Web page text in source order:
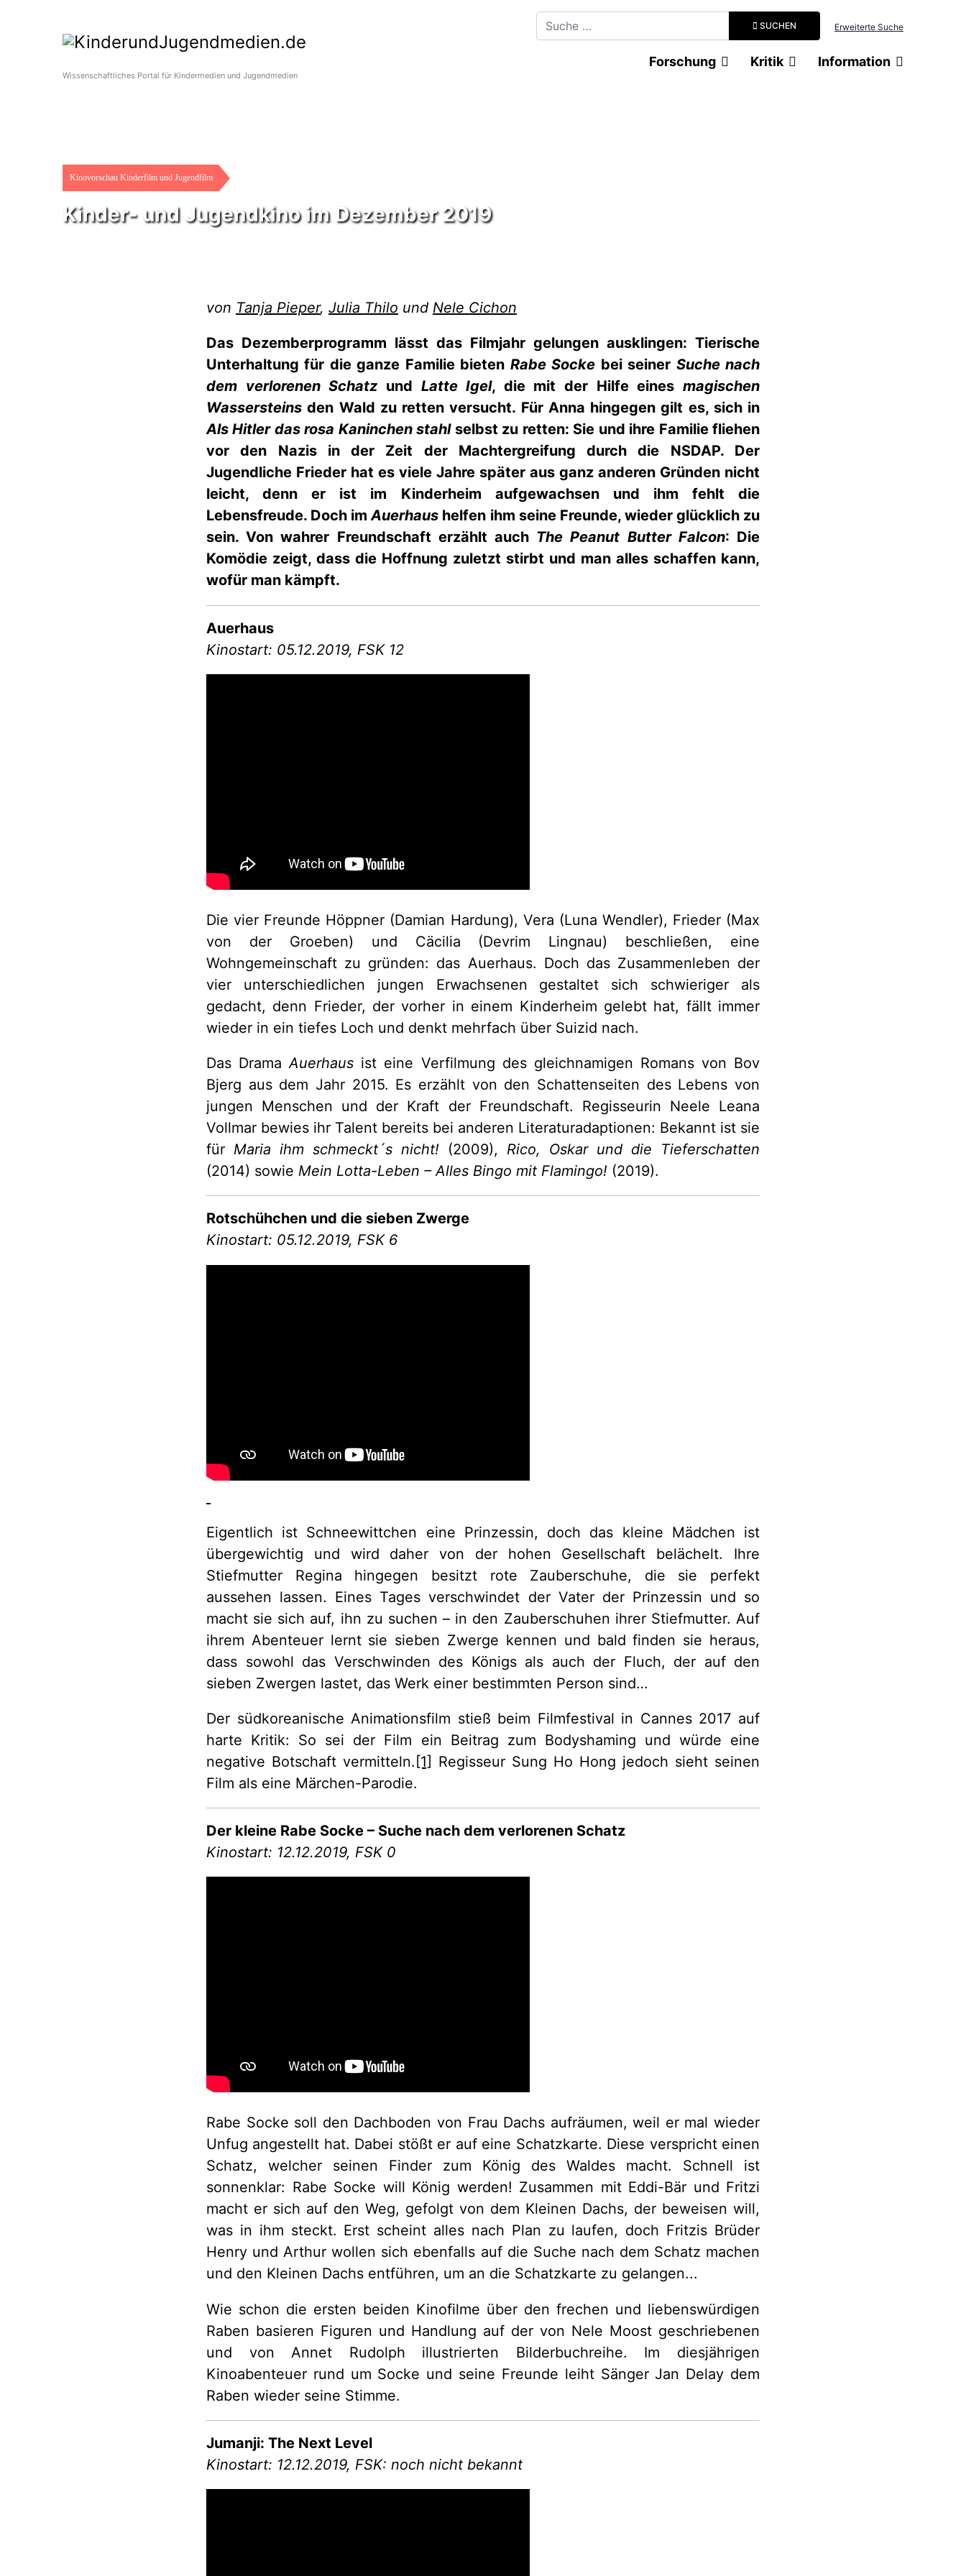
SUCHEN Erweiterte Suche
Wissenschaftliches Portal für Kindermedien und Jugendmedien
Forschung Kritik Information
Kinovorschau Kinderfilm und Jugendfilm
Kinder- und Jugendkino im Dezember 2019
von Tanja Pieper, Julia Thilo und Nele Cichon
Das Dezemberprogramm lässt das Filmjahr gelungen ausklingen: Tierische
Unterhaltung für die ganze Familie bieten Rabe Socke bei seiner Suche nach
dem verlorenen Schatz und Latte Igel, die mit der Hilfe einesmagischen
Wassersteins den Wald zu retten versucht. Für Anna hingegen gilt es, sich in
Als Hitler das rosa Kaninchen stahlselbst zu retten: Sie und ihre Familie fliehen
vor den Nazis in der Zeit der Machtergreifung durch die NSDAP. Der
Jugendliche Frieder hat es viele Jahre später aus ganz anderen Gründen nicht
leicht, denn er ist im Kinderheim aufgewachsen und ihm fehlt die
Lebensfreude. Doch imAuerhaus helfen ihm seine Freunde, wieder glücklich zu
sein. Von wahrer Freundschaft erzählt auch The Peanut Butter Falcon: Die
Komödie zeigt, dass die Hoffnung zuletzt stirbt und man alles schaffen kann,
wofür man kämpft.
Auerhaus
Kinostart: 05.12.2019, FSK 12
Die vier Freunde Höppner (Damian Hardung), Vera (Luna Wendler), Frieder (Max
von der Groeben) und Cäcilia (Devrim Lingnau) beschließen, eine
Wohngemeinschaft zu gründen: das Auerhaus. Doch das Zusammenleben der
vier unterschiedlichen jungen Erwachsenen gestaltet sich schwieriger als
gedacht, denn Frieder, der vorher in einem Kinderheim gelebt hat, fällt immer
wieder in ein tiefes Loch und denkt mehrfach über Suizid nach.
Das DramaAuerhaus ist eine Verfilmung des gleichnamigen Romans von Bov
Bjerg aus dem Jahr 2015. Es erzählt von den Schattenseiten des Lebens von
jungen Menschen und der Kraft der Freundschaft. Regisseurin Neele Leana
Vollmar bewies ihr Talent bereits bei anderen Literaturadaptionen: Bekannt ist sie
für Maria ihm schmeckt´s nicht! (2009), Rico, Oskar und die Tieferschatten
(2014) sowie Mein Lotta-Leben – Alles Bingo mit Flamingo! (2019).
Rotschühchen und die sieben Zwerge
Kinostart: 05.12.2019, FSK 6
Eigentlich ist Schneewittchen eine Prinzessin, doch das kleine Mädchen ist
übergewichtig und wird daher von der hohen Gesellschaft belächelt. Ihre
Stiefmutter Regina hingegen besitzt rote Zauberschuhe, die sie perfekt
aussehen lassen. Eines Tages verschwindet der Vater der Prinzessin und so
macht sie sich auf, ihn zu suchen – in den Zauberschuhen ihrer Stiefmutter. Auf
ihrem Abenteuer lernt sie sieben Zwerge kennen und bald finden sie heraus,
dass sowohl das Verschwinden des Königs als auch der Fluch, der auf den
sieben Zwergen lastet, das Werk einer bestimmten Person sind…
Der südkoreanische Animationsfilm stieß beim Filmfestival in Cannes 2017 auf
harte Kritik: So sei der Film ein Beitrag zum Bodyshaming und würde eine
negative Botschaft vermitteln. [1] Regisseur Sung Ho Hong jedoch sieht seinen
Film als eine Märchen-Parodie.
Der kleine Rabe Socke – Suche nach dem verlorenen Schatz
Kinostart: 12.12.2019, FSK 0
Rabe Socke soll den Dachboden von Frau Dachs aufräumen, weil er mal wieder
Unfug angestellt hat. Dabei stößt er auf eine Schatzkarte. Diese verspricht einen
Schatz, welcher seinen Finder zum König des Waldes macht. Schnell ist
sonnenklar: Rabe Socke will König werden! Zusammen mit Eddi-Bär und Fritzi
macht er sich auf den Weg, gefolgt von dem Kleinen Dachs, der beweisen will,
was in ihm steckt. Erst scheint alles nach Plan zu laufen, doch Fritzis Brüder
Henry und Arthur wollen sich ebenfalls auf die Suche nach dem Schatz machen
und den Kleinen Dachs entführen, um an die Schatzkarte zu gelangen...
Wie schon die ersten beiden Kinofilme über den frechen und liebenswürdigen
Raben basieren Figuren und Handlung auf der von Nele Moost geschriebenen
und von Annet Rudolph illustrierten Bilderbuchreihe. Im diesjährigen
Kinoabenteuer rund um Socke und seine Freunde leiht Sänger Jan Delay dem
Raben wieder seine Stimme.
Jumanji: The Next Level
Kinostart: 12.12.2019, FSK: noch nicht bekannt